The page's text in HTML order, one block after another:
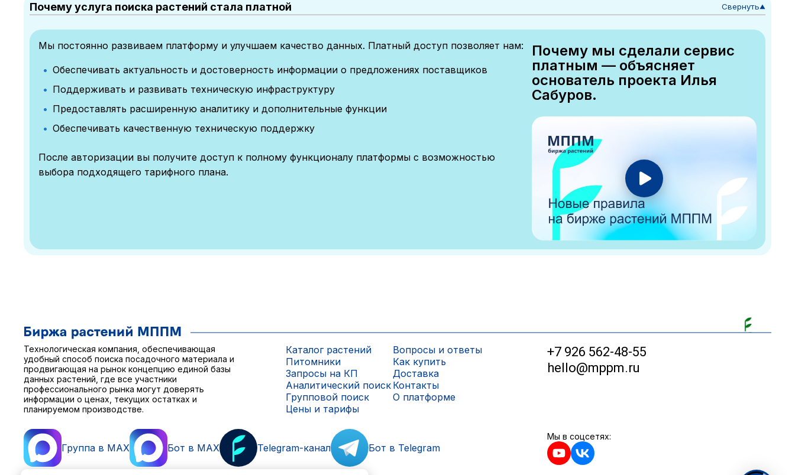
Почему услуга поиска растений стала платной Свернуть▼
Мы постоянно развиваем платформу и улучшаем качество данных. Платный доступ позволяет нам:
Обеспечивать актуальность и достоверность информации о предложениях поставщиков
Поддерживать и развивать техническую инфраструктуру
Предоставлять расширенную аналитику и дополнительные функции
Обеспечивать качественную техническую поддержку
После авторизации вы получите доступ к полному функционалу платформы с возможностью
выбора подходящего тарифного плана.
Почему мы сделали сервис
платным — объясняет
основатель проекта Илья
Сабуров.
Технологическая компания, обеспечивающая
удобный способ поиска посадочного материала и
продвигающая на рынок концепцию единой базы
данных растений, где все участники
профессионального рынка могут доверять
информации о ценах, текущих остатках и
планируемом производстве.
Каталог растений
Питомники
Запросы на КП
Аналитический поиск
Групповой поиск
Цены и тарифы
Вопросы и ответы
Как купить
Доставка
Контакты
О платформе
+7 926 562-48-55
hello@mppm.ru
Группа в MAX Бот в MAX Telegram-канал Бот в Telegram
Мы в соцсетях: